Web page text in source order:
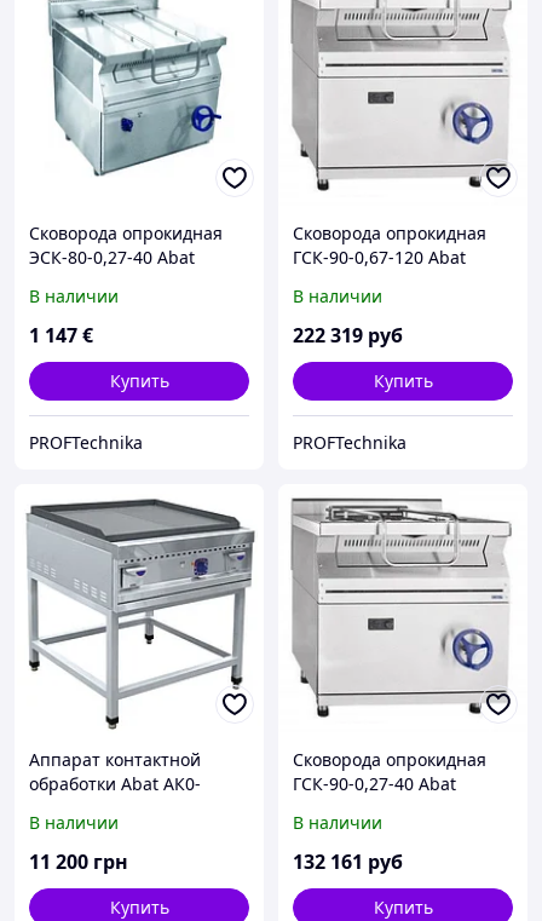
Сковорода опрокидная
ЭСК-80-0,27-40 Abat
В наличии
1 147€
Купить
PROFTechnika
Сковорода опрокидная
ГСК-90-0,67-120 Abat
В наличии
222 319 руб
Купить
PROFTechnika
Аппарат контактной
обработки Abat АК0-
В наличии
11 200 грн
Купить
Сковорода опрокидная
ГСК-90-0,27-40 Abat
В наличии
132 161 руб
Купить